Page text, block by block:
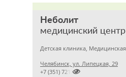
Неболит
медицинский центр
Челябинск, ул. Липецкая, 29

+7 (351) 7212891